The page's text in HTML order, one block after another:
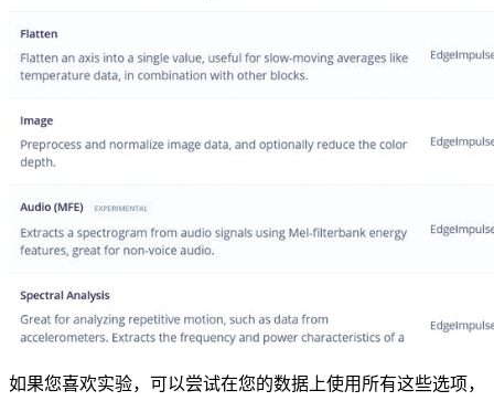
如果您喜欢实验，可以尝试在您的数据上使用所有这些选项，